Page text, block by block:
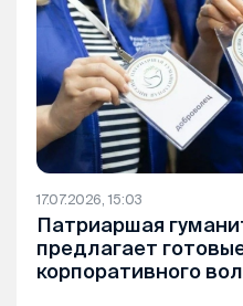
17.07.2026, 15:03
Патриаршая
предлагает
корпоративного